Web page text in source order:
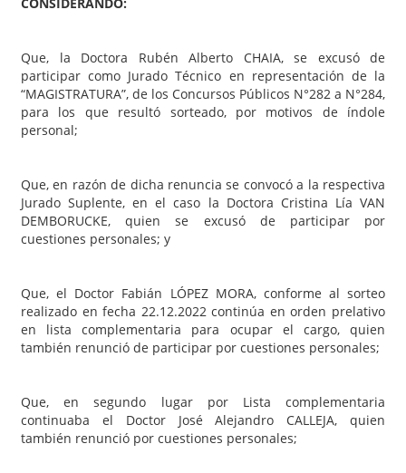
Que, la Doctora Rubén Alberto CHAIA, se excusó de
participar como Jurado Técnico en representación de la
“MAGISTRATURA”, de los Concursos Públicos N°282 a N°284,
para los que resultó sorteado, por motivos de índole
personal;
Que, en razón de dicha renuncia se convocó a la respectiva
Jurado Suplente, en el caso la Doctora Cristina Lía VAN
DEMBORUCKE, quien se excusó de participar por
cuestiones personales; y
Que, el Doctor Fabián LÓPEZ MORA, conforme al sorteo
realizado en fecha 22.12.2022 continúa en orden prelativo
en lista complementaria para ocupar el cargo, quien
también renunció de participar por cuestiones personales;
Que, en segundo lugar por Lista complementaria
continuaba el Doctor José Alejandro CALLEJA, quien
también renunció por cuestiones personales;